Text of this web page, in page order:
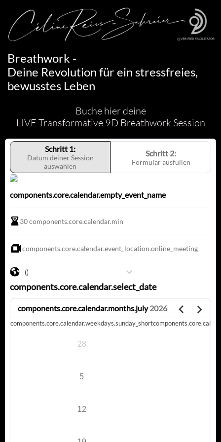
Breathwork -
Deine Revolution für ein stressfreies,
bewusstes Leben
Buche hier deine
LIVE Transformative 9D Breathwork Session
Schritt 1:
Datum deiner Session
auswählen
Schritt 2:
Formular ausfüllen
components.core.calendar.empty_event_name
30components.core.calendar.min
components.core.calendar.event_location.online_meeting
()
components.core.calendar.select_date
components.core.calendar.months.july 2026
components.core.calendar.weekdays.sunday_short
28
5
12